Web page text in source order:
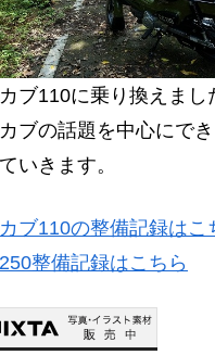
ブ110に乗り換えまし
ブの話題を中心にで
いきます。
ブ110の整備記録はこ
整備記録はこちら